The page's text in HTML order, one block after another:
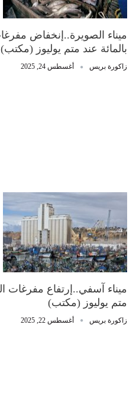
بالمائة عند متم يوليوز (مكتب)
زاكورة بريس أغسطس 24, 2025
متم يوليوز (مكتب)
زاكورة بريس أغسطس 22, 2025